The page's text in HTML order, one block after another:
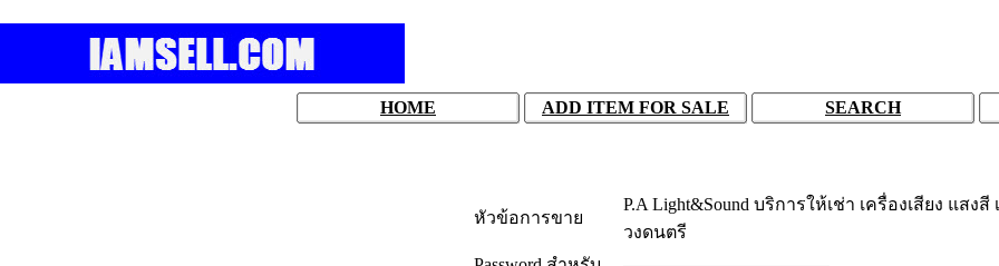
HOME ADD ITEM FOR SALE SEARCH
หัวข้อการขาย
P.A Light&Sound บริการให้เช่า เครื่องเสียง แสงสี
วงดนตรี